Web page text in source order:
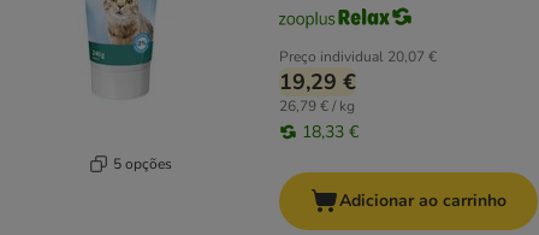
5 opções
Preço individual 20,07 €
19,29 €
26,79 € / kg
18,33 €
Adicionar ao carrinho